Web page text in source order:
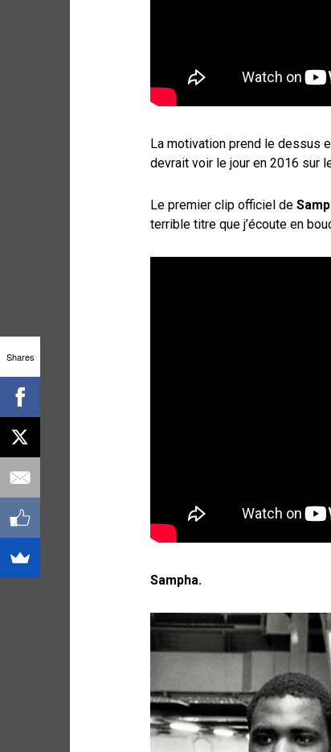
La motivation prend le dessus
devrait voir le jour en 2016 sur
Le premier clip officiel de
terrible titre que j’écoute en
Sampha.
Shares